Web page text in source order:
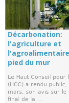
Décarbonation:
l'agriculture et
pied du mur
Le Haut Conseil pour
(HCC) a rendu public,
mars, son avis sur le
final de la ...